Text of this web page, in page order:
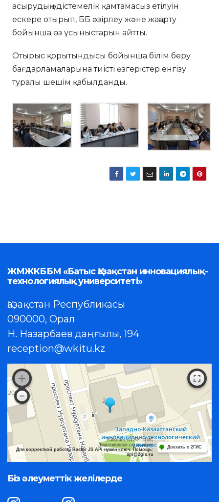
асырудың әдістемелік қамтамасыз етілуін
ескере отырып, ББ әзірлеу және жаңарту
бойынша өз ұсыныстарын айтты.
Отырыс қорытындысы бойынша білім беру
бағдарламаларына тиісті өзгерістер енгізу
туралы шешім қабылданды.
ЖМЖКББМ «Батыс Қазақстан инновациялық-
технологиялық университеті»
Қазақстан Республикасы
090000, Орал
Н. Назарбаев даңғылы, 194
reception@wkitu.kz
Работает на API 2ГИС
Лицензионное соглашение
Для корректной работы Raster JS API нужен ключ. Помощь:
api@2gis.ru
Доехать с 2ГИС
Біз әлеуметтік желілерде